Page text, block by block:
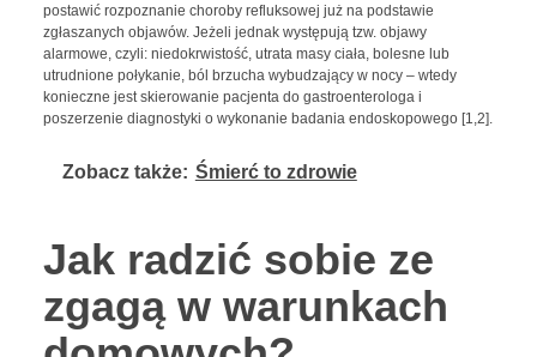
postawić rozpoznanie choroby refluksowej już na podstawie
zgłaszanych objawów. Jeżeli jednak występują tzw. objawy
alarmowe, czyli: niedokrwistość, utrata masy ciała, bolesne lub
utrudnione połykanie, ból brzucha wybudzający w nocy – wtedy
konieczne jest skierowanie pacjenta do gastroenterologa i
poszerzenie diagnostyki o wykonanie badania endoskopowego [1,2].
Zobacz także: Śmierć to zdrowie
Jak radzić sobie ze
zgagą w warunkach